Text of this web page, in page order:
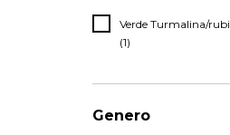
Verde Turmalina/rubi
(1)
Genero